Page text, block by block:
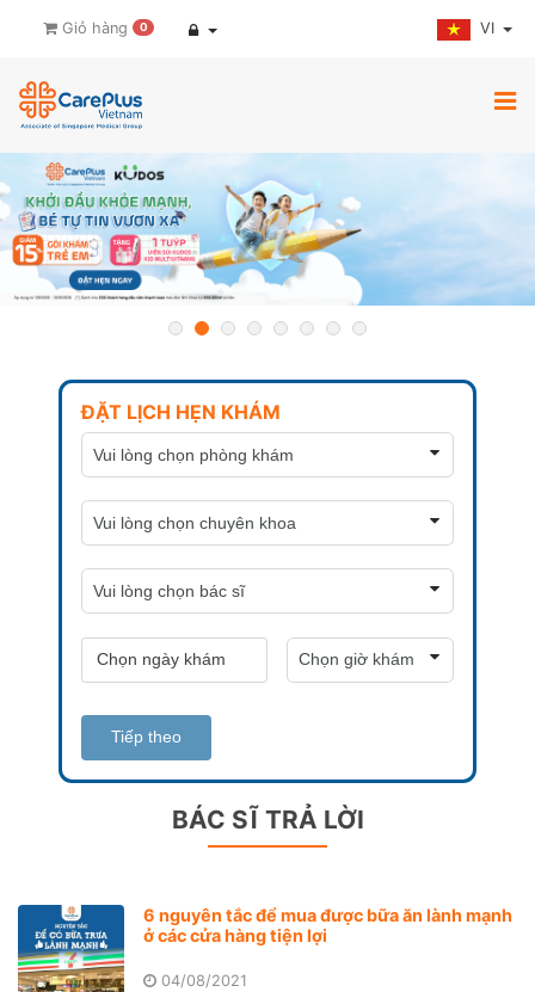
Giỏ hàng 0 VI
ĐẶT LỊCH HẸN KHÁM
Tiếp theo
BÁC SĨ TRẢ LỜI
6 nguyên tắc để mua được bữa ăn lành mạnh
ở các cửa hàng tiện lợi
04/08/2021